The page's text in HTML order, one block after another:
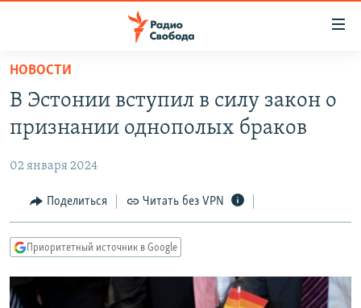
упрощенного
доступа
основному
Вернутся
главной
навигации
Вернутся
АВТОРСКИЕ ПРОЕКТЫ
ЦИТАТЫ СВОБОДЫ
МНЕНИЯ
IDEL.РЕАЛИИ
КАВКАЗ.РЕАЛИИ
НОВОСТИ
В Эстонии вступил в силу закон о
признании однополых браков
02 января 2024
Поделиться Читать без VPN
Приоритетный источник в Google